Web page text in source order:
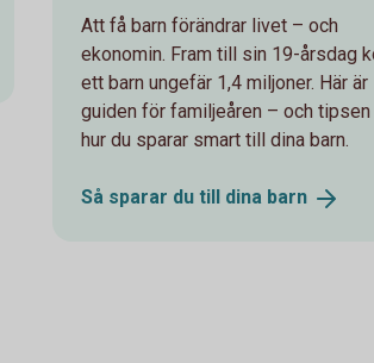
Att få barn förändrar livet – och
ekonomin. Fram till sin 19-årsdag
ett barn ungefär 1,4 miljoner. Här är
guiden för familjeåren – och tipsen
hur du sparar smart till dina barn.
Så sparar du till dina barn